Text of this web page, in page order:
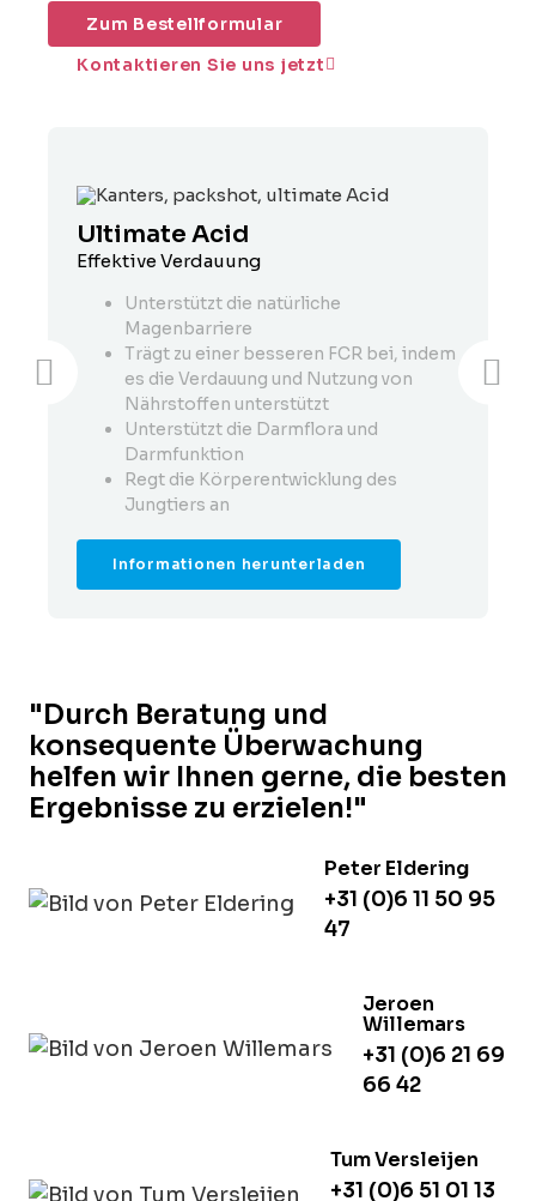
Ultimate Acid
Effektive Verdauung
Unterstützt die natürliche
Magenbarriere
Trägt zu einer besseren FCR bei, indem
es die Verdauung und Nutzung von
Nährstoffen unterstützt
Unterstützt die Darmflora und
Darmfunktion
Regt die Körperentwicklung des
Jungtiers an
Informationen herunterladen
Zum Bestellformular
Kontaktieren Sie uns jetzt
"Durch Beratung und
konsequente Überwachung
helfen wir Ihnen gerne, die besten
Ergebnisse zu erzielen!"
Peter Eldering
+31 (0)6 11 50 95
47
Jeroen
Willemars
+31 (0)6 21 69
66 42
Tum Versleijen
+31 (0)6 51 01 13